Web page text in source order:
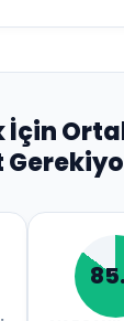
İçin